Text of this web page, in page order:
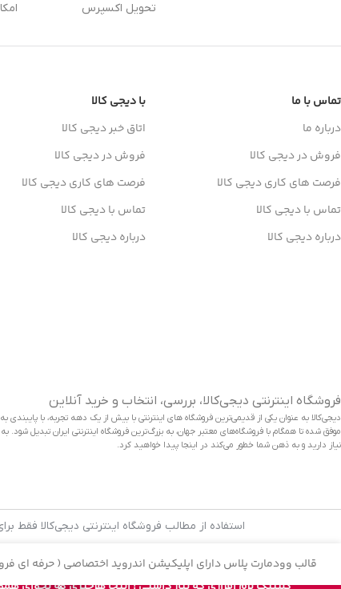
تحویل اکسپرس
تماس با ما
درباره ما
فروش در دیجی کالا
فرصت های کاری دیجی کالا
تماس با دیجی کالا
درباره دیجی کالا
با دیجی کالا
اتاق خبر دیجی کالا
فروش در دیجی کالا
فرصت های کاری دیجی کالا
تماس با دیجی کالا
درباره دیجی کالا
فروشگاه اینترنتی دیجی‌کالا، بررسی، انتخاب و خرید آنلاین
موفق شده تا همگام با فروشگاه‌های معتبر جهان، به بزرگ‌ترین فروشگاه اینترنتی ایران تبدیل
نیاز دارید و به ذهن شما خطور می‌کند در اینجا پیدا خواهید کرد.
استفاده از مطالب فروشگاه اینترنتی دیجی‌کالا فقط
قالب وودمارت پلاس دارای اپلیکیشن اندروید اختصاصی ( حرفه ای